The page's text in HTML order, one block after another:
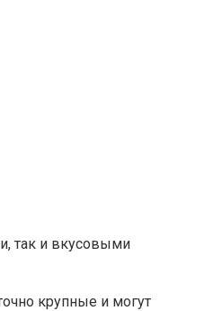
так и вкусовыми
крупные и могут